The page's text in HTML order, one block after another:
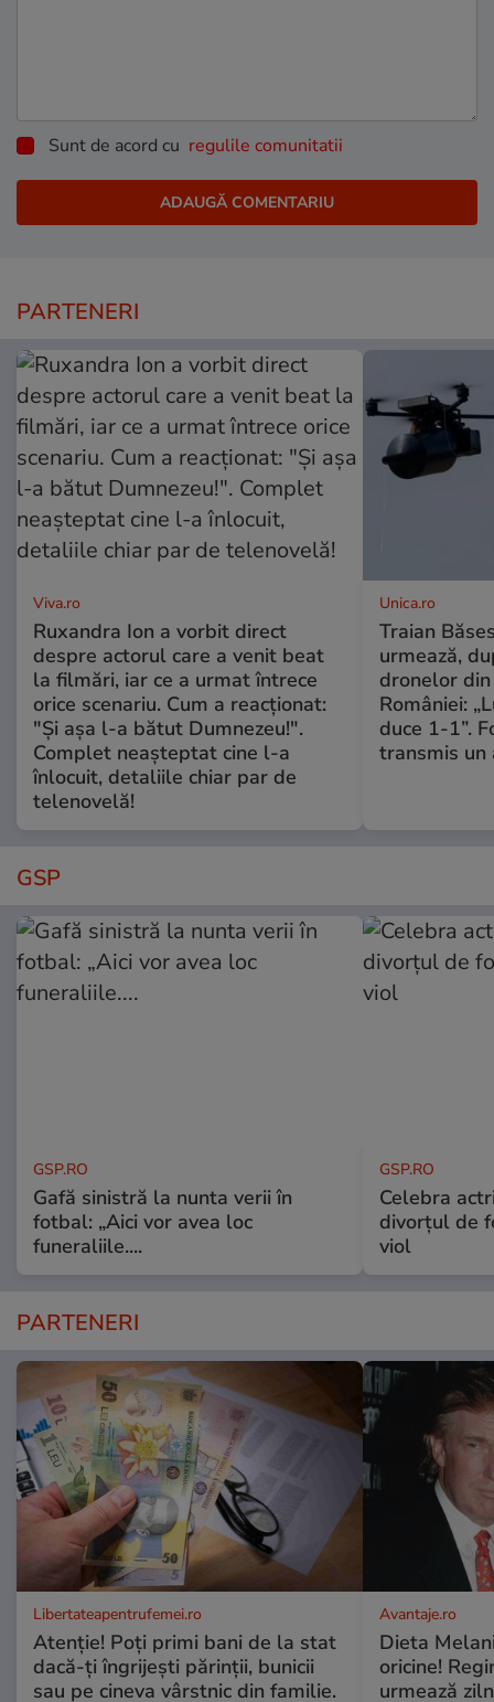
Sunt de acord cu regulile comunitatii
PARTENERI
Viva.ro
Ruxandra Ion a vorbit direct
despre actorul care a venit beat
la filmări, iar ce a urmat întrece
orice scenariu. Cum a reacționat:
"Și așa l-a bătut Dumnezeu!".
Complet neașteptat cine l-a
înlocuit, detaliile chiar par de
telenovelă!
Unica.ro
Traian
urmează,
dronelor
României:
duce 1-1”.
transmis un
GSP
GSP.RO
Gafă sinistră la nunta verii în
fotbal: „Aici vor avea loc
funeraliile....
GSP.RO
Celebra
divorțul de
viol
PARTENERI
Libertateapentrufemei.ro
Atenție! Poți primi bani de la stat
dacă-ți îngrijești părinții, bunicii
sau pe cineva vârstnic din familie.
Avantaje.ro
Dieta
oricine!
urmează